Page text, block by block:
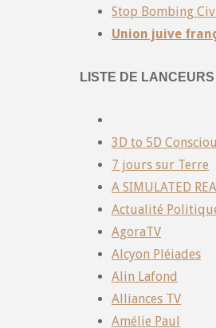
Stop Bombing
Union juive
LISTE DE
3D to 5D
7 jours sur Terre
A SIMULATED
Actualité
AgoraTV
Alcyon Pléiades
Alin Lafond
Alliances TV
Amélie Paul